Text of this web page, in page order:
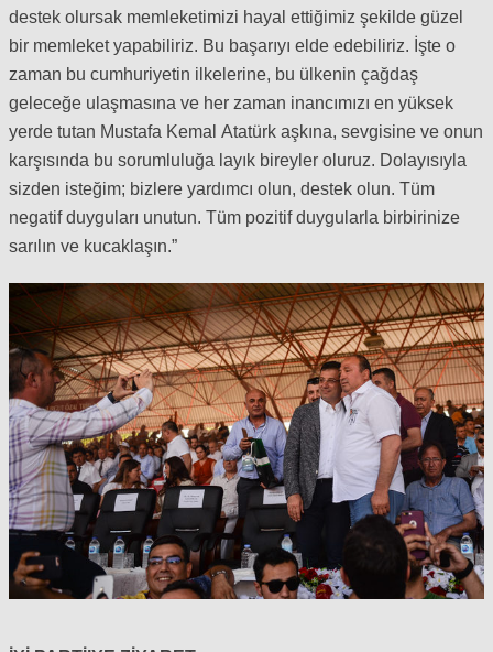
destek olursak memleketimizi hayal ettiğimiz şekilde güzel
bir memleket yapabiliriz. Bu başarıyı elde edebiliriz. İşte o
zaman bu cumhuriyetin ilkelerine, bu ülkenin çağdaş
geleceğe ulaşmasına ve her zaman inancımızı en yüksek
yerde tutan Mustafa Kemal Atatürk aşkına, sevgisine ve onun
karşısında bu sorumluluğa layık bireyler oluruz. Dolayısıyla
sizden isteğim; bizlere yardımcı olun, destek olun. Tüm
negatif duyguları unutun. Tüm pozitif duygularla birbirinize
sarılın ve kucaklaşın.”